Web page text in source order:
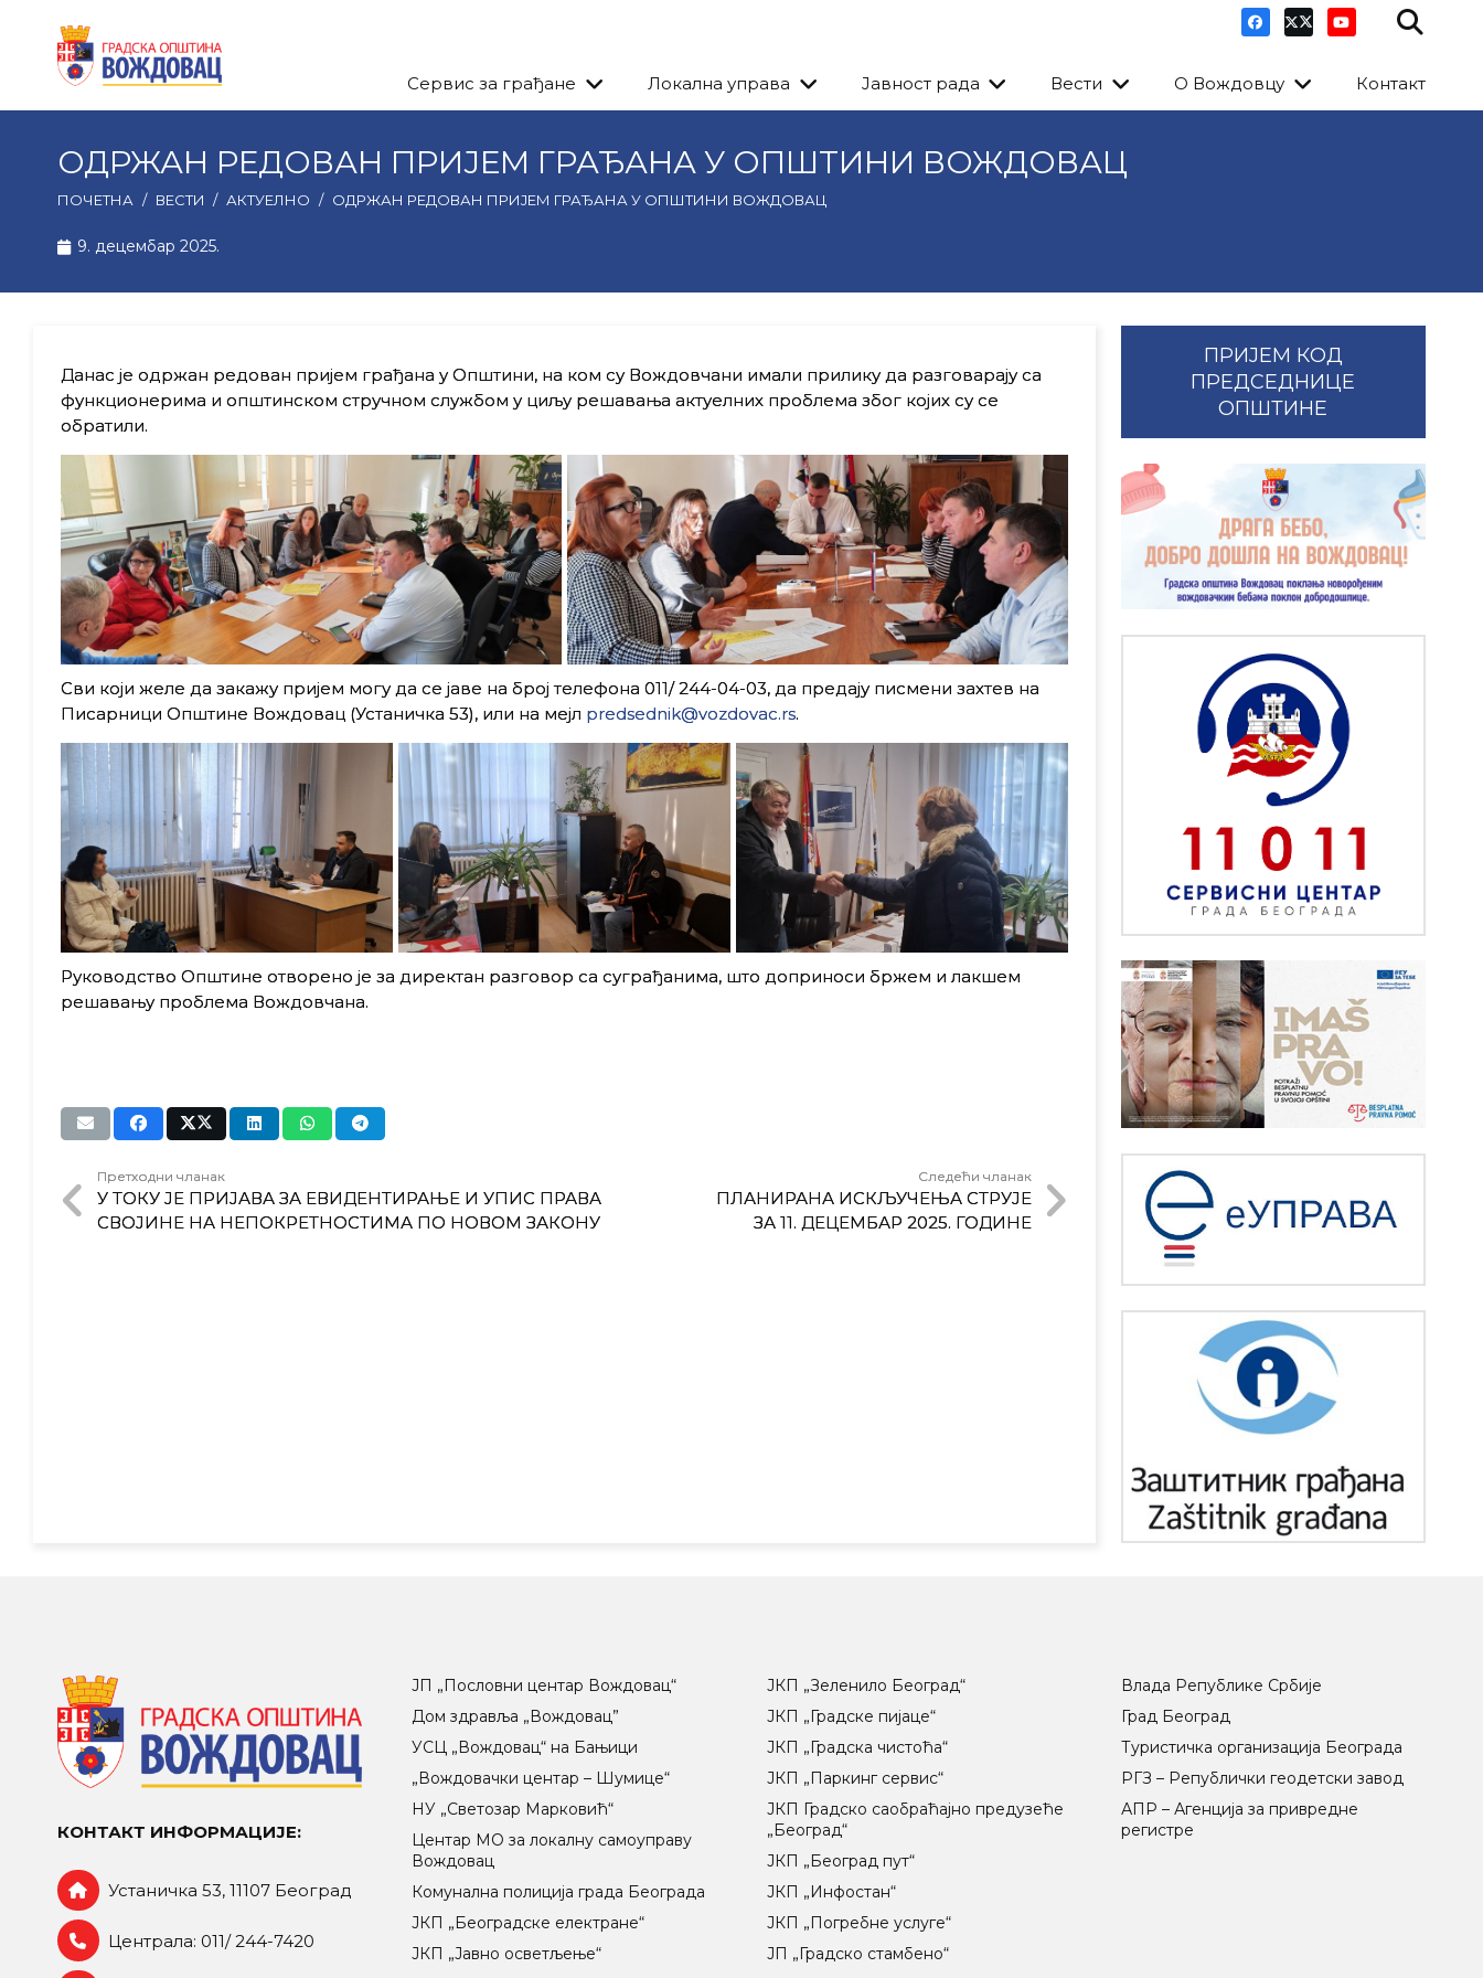
Сервис за грађане Локална управа Јавност рада Вести О Вождовцу Контакт
ОДРЖАН РЕДОВАН ПРИЈЕМ ГРАЂАНА У ОПШТИНИ ВОЖДОВАЦ
ПОЧЕТНА / ВЕСТИ / АКТУЕЛНО / ОДРЖАН РЕДОВАН ПРИЈЕМ ГРАЂАНА У ОПШТИНИ ВОЖДОВАЦ
9. децембар 2025.
Данас је одржан редован пријем грађана у Општини, на ком су Вождовчани имали прилику да разговарају са
функционерима и општинском стручном службом у циљу решавања актуелних проблема због којих су се
обратили.
Сви који желе да закажу пријем могу да се јаве на број телефона 011/ 244-04-03, да предају писмени захтев на
Писарници Општине Вождовац (Устаничка 53), или на мејл predsednik@vozdovac.rs.
Руководство Општине отворено је за директан разговор са суграђанима, што доприноси бржем и лакшем
решавању проблема Вождовчана.
Претходни чланак
У ТОКУ ЈЕ ПРИЈАВА ЗА ЕВИДЕНТИРАЊЕ И УПИС ПРАВА
СВОЈИНЕ НА НЕПОКРЕТНОСТИМА ПО НОВОМ ЗАКОНУ
Следећи чланак
ПЛАНИРАНА ИСКЉУЧЕЊА СТРУЈЕ
ЗА 11. ДЕЦЕМБАР 2025. ГОДИНЕ
ПРИЈЕМ КОД
ПРЕДСЕДНИЦЕ
ОПШТИНЕ
КОНТАКТ ИНФОРМАЦИЈЕ:
Устаничка 53, 11107 Београд
Централа: 011/ 244-7420
ЈП „Пословни центар Вождовац“
Дом здравља „Вождовац”
УСЦ „Вождовац“ на Бањици
„Вождовачки центар – Шумице“
НУ „Светозар Марковић“
Центар МO за локалну самоуправу
Вождовац
Комунална полиција града Београда
ЈКП „Београдске електране“
ЈКП „Јавно осветљење“
ЈКП „Зеленило Београд“
ЈКП „Градске пијаце“
ЈКП „Градска чистоћа“
ЈКП „Паркинг сервис“
ЈКП Градско саобраћајно предузеће
„Београд“
ЈКП „Београд пут“
ЈКП „Инфостан“
ЈКП „Погребне услуге“
ЈП „Градско стамбено“
Влада Републике Србије
Град Београд
Туристичка организација Београда
РГЗ – Републички геодетски завод
АПР – Агенција за привредне
регистре